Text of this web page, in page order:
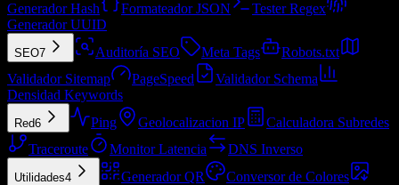
Generador Hash
Formateador JSON
Tester Regex
Generador UUID
SEO7 Auditoría SEO Meta Tags
Robots.txt
Validador Sitemap
PageSpeed
Validador Schema
Densidad Keywords
Red6 Ping Geolocalizacion IP
Calculadora Subredes
Traceroute
Monitor Latencia DNS Inverso
Utilidades4 Generador QR
Conversor de Colores